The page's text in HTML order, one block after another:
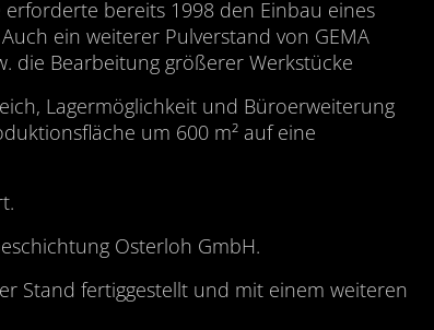
bereits 1998 den Einbau eines
ein weiterer Pulverstand von GEMA
die Bearbeitung größerer Werkstücke
Lagermöglichkeit und Büroerweiterung
um 600 m² auf eine
Osterloh GmbH.
Stand fertiggestellt und mit einem weiteren